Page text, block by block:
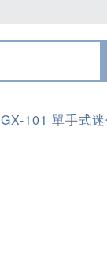
GX-101 單手式